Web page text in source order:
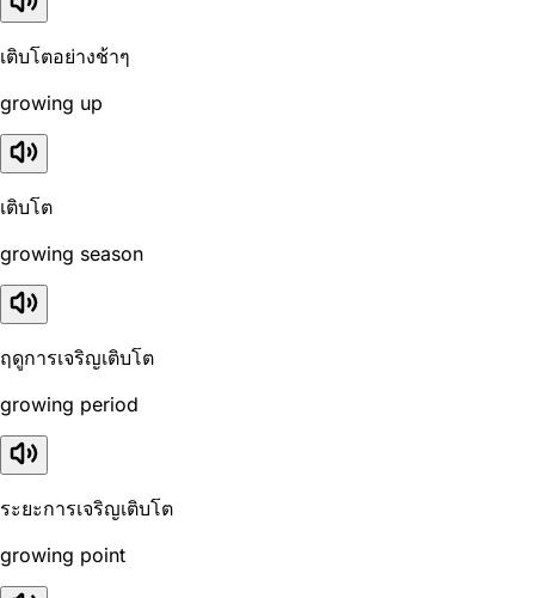
เติบโตอย่างช้าๆ
growing up
เติบโต
growing season
ฤดูการเจริญเติบโต
growing period
ระยะการเจริญเติบโต
growing point